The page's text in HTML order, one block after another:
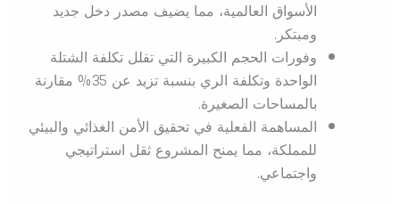
الأسواق العالمية، مما يضيف مصدر دخل جديد
ومبتكر.
وفورات الحجم الكبيرة التي تقلل تكلفة الشتلة
الواحدة وتكلفة الري بنسبة تزيد عن 35% مقارنة
بالمساحات الصغيرة.
المساهمة الفعلية في تحقيق الأمن الغذائي والبيئي
للمملكة، مما يمنح المشروع ثقل استراتيجي
واجتماعي.